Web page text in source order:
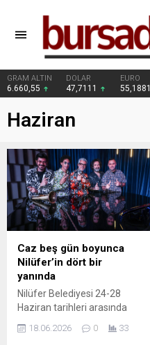
DOLAR
47,7111
EURO
55,1881
STERLİN
64,4139
Haziran
Caz beş gün boyunca
Nilüfer’in dört bir
yanında
Nilüfer Belediyesi 24-28
Haziran tarihleri arasında
Uluslararası Nilüfer Caz
18.06.2026 0 33